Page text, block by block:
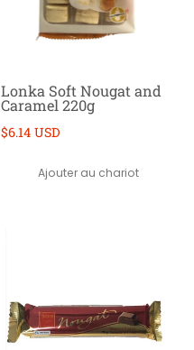
Lonka Soft Nougat and
Caramel 220g
$6.14 USD
Ajouter au chariot